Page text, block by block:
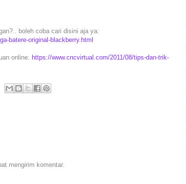
boleh coba cari disini aja ya:
batere-original-blackberry.html
online: https://www.cncvirtual.com/2011/08/tips-dan-trik-
mengirim komentar.